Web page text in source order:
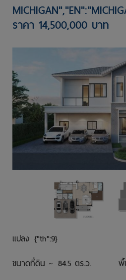
ราคา 14,500,000 บาท
แปลง {"th":9}
ขนาดที่ดิน ~ 84.5 ตร.ว. พื้